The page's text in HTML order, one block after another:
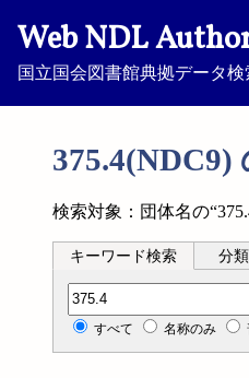
Web NDL
国立国会図書館典拠データ
375.4(NDC9)
検索対象：団体名の
キーワード検索 分
分類記号検索
すべて 名称のみ